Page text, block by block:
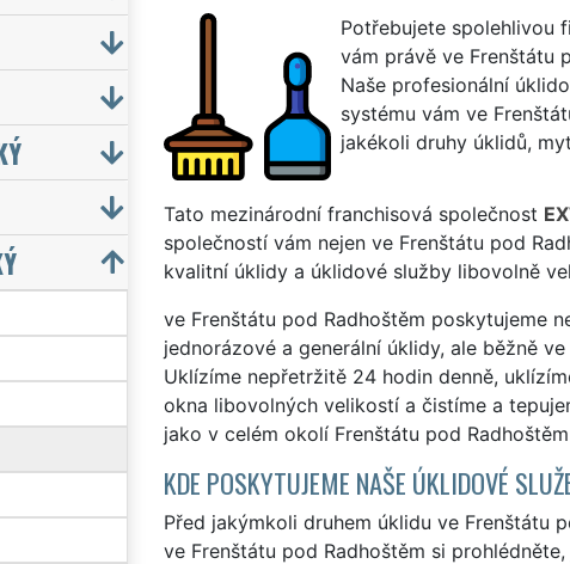
Potřebujete spolehlivou
vám právě ve Frenštátu
Naše profesionální
systému vám ve
jakékoli druhy úklidů,
Tato mezinárodní franchisová společnost
společností vám nejen ve Frenštátu pod
kvalitní úklidy a úklidové služby libovolně
ve Frenštátu pod Radhoštěm poskytujeme
jednorázové a generální úklidy, ale běžně
Uklízíme nepřetržitě 24 hodin denně,
okna libovolných velikostí a čistíme a
jako v celém okolí Frenštátu pod
KDE POSKYTUJEME NAŠE ÚKLIDOVÉ
Před jakýmkoli druhem úklidu ve Frenštátu
ve Frenštátu pod Radhoštěm si